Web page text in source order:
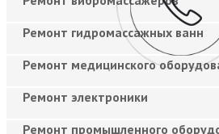
Ремонт гидромассажных ванн
Ремонт медицинского
Ремонт электроники
Ремонт промышленного